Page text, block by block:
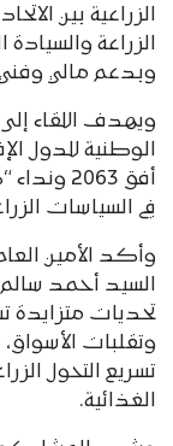
الزراعية بين
الزراعة والسيادة
وبدعم مالي وفني
ويهدف اللقاء
الوطنية للدول
في السياسات
وأكد الأمين
السيد أحمد سالم
تحديات متزايدة
وتقلبات
تسريع التحول
الغذائية.